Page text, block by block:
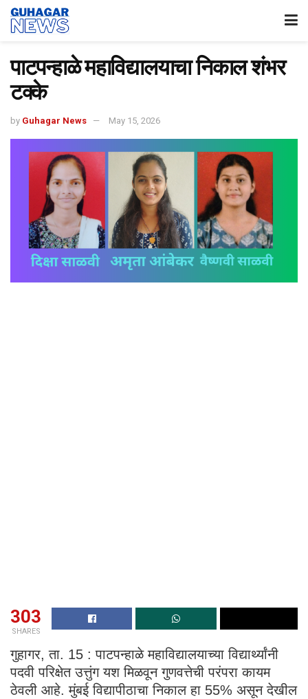
पाटपन्हाळे महाविद्यालयाचा निकाल शंभर
टक्के
by Guhagar News May 15, 2026
303
SHARES
गुहागर, ता. 15 : पाटपन्हाळे महाविद्यालयाच्या विद्यार्थ्यांनी
पदवी परिक्षेत उत्तुंग यश मिळवून गुणवत्तेची परंपरा कायम
ठेवली आहे. मुंबई विद्यापीठाचा निकाल हा 55% असून देखील